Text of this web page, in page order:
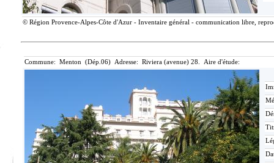
© Région Provence-Alpes-Côte d'Azur - Inventaire général - communication libre,
Commune: Menton (Dép.06) Adresse: Riviera (avenue) 28. Aire d'étude: